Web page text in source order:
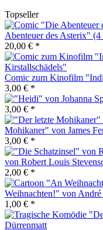
Topseller
Abenteuer des Asterix" (4
20,00 € *
Comic zum Kinofilm
3,00 € *
3,00 € *
Mohikaner" von James
3,00 € *
von Robert Louis
2,00 € *
Weihnachten!" von André
1,00 € *